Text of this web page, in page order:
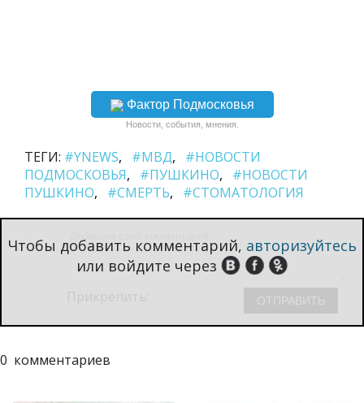
Фактор Подмосковья
Новости, события, мнения.
ТЕГИ: #YNEWS #МВД
#НОВОСТИ
ПОДМОСКОВЬЯ
#ПУШКИНО
#НОВОСТИ
ПУШКИНО
#СМЕРТЬ #СТОМАТОЛОГИЯ
Чтобы добавить комментарий, авторизуйтесь
или войдите через
0 комментариев